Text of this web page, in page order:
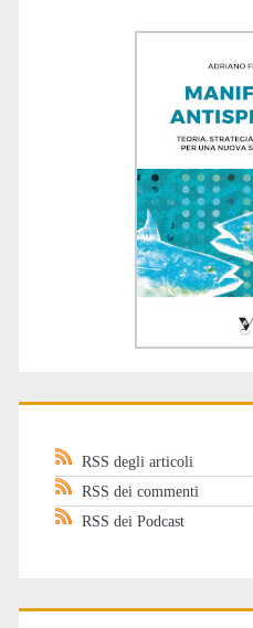
RSS degli articoli
RSS dei commenti
RSS dei Podcast